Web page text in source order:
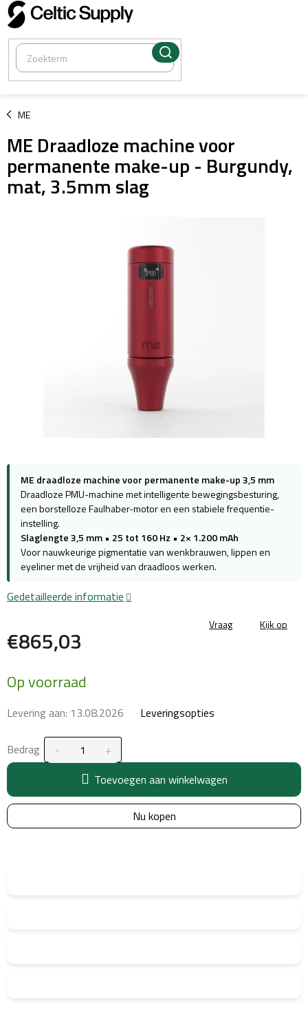
Overslaan
naar
inhoud
ME
/
ME Draadloze machine voor
permanente make-up - Burgundy,
mat, 3.5mm slag
€865,03
prijs:
Op voorraad
Levering aan: 13.08.2026 Leveringsopties
Bedrag
Toevoegen aan winkelwagen
Nu kopen
ME draadloze machine voor permanente make-up 3,5 mm
Draadloze PMU-machine met intelligente bewegingsbesturing,
een borstelloze Faulhaber-motor en een stabiele frequentie-
instelling.
Slaglengte 3,5 mm • 25 tot 160 Hz • 2× 1.200 mAh
Voor nauwkeurige pigmentatie van wenkbrauwen, lippen en
eyeliner met de vrijheid van draadloos werken.
Gedetailleerde informatie
Vraag Kijk op